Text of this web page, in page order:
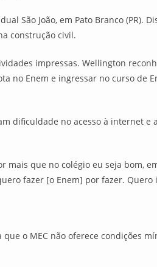
São João, em Pato Branco (PR).
construção civil.
impressas. Wellington
no Enem e ingressar no curso de
dificuldade no acesso à internet e
mais que no colégio eu seja bom,
fazer [o Enem] por fazer. Quero
o MEC não oferece condições